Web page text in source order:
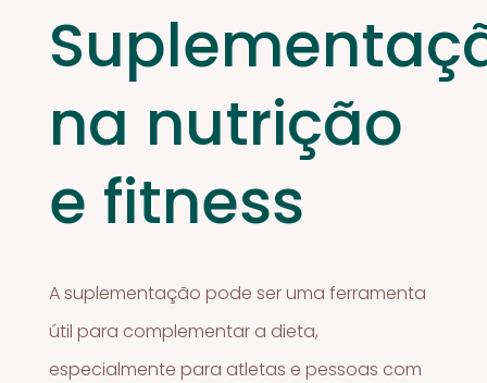
na nutrição
e fitness
A suplementação pode ser uma ferramenta
útil para complementar a dieta,
especialmente para atletas e pessoas com